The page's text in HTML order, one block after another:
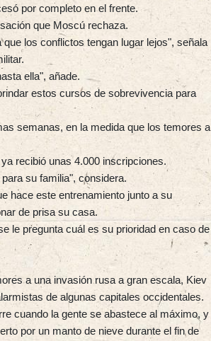
por completo en el frente.
que Moscú rechaza.
los conflictos tengan lugar lejos", señala
ella", añade.
estos cursos de sobrevivencia para
semanas, en la medida que los temores a
recibió unas 4.000 inscripciones.
su familia", considera.
hace este entrenamiento junto a su
de prisa su casa.
le pregunta cuál es su prioridad en caso de
a una invasión rusa a gran escala, Kiev
de algunas capitales occidentales.
cuando la gente se abastece al máximo, y
por un manto de nieve durante el fin de